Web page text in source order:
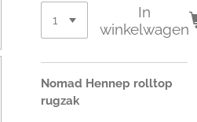
In
winkelwagen
Nomad Hennep rolltop
rugzak